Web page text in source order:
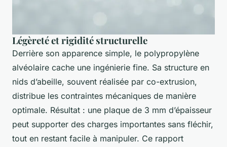
Légèreté et rigidité structurelle
Derrière son apparence simple, le polypropylène
alvéolaire cache une ingénierie fine. Sa structure en
nids d’abeille, souvent réalisée par co-extrusion,
distribue les contraintes mécaniques de manière
optimale. Résultat : une plaque de 3 mm d’épaisseur
peut supporter des charges importantes sans fléchir,
tout en restant facile à manipuler. Ce rapport